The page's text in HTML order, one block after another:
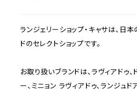
C75
NAVY
2000~
ランジェリーショップ・キャサは、日
ドのセレクトショップです。
お取り扱いブランドは、ラヴィアドゥ
ー、ミニョン ラヴィアドゥ、ランジュド